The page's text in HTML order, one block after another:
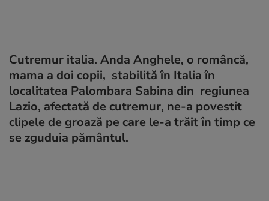
Cutremur italia. Anda Anghele, o româncă,
mama a doi copii, stabilită în Italia în
localitatea Palombara Sabina din regiunea
Lazio, afectată de cutremur, ne-a povestit
clipele de groază pe care le-a trăit în timp ce
se zguduia pământul.